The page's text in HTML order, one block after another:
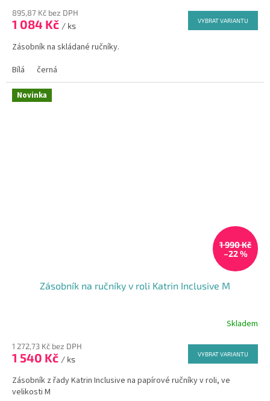
895,87 Kč bez DPH
1 084 Kč / ks VYBRAT VARIANTU
Zásobník na skládané ručníky.
Bílá
černá
Novinka
1 990 Kč
–22 %
Zásobník na ručníky v roli Katrin Inclusive M
produktu
je
z
5
Skladem
1 272,73 Kč bez DPH
1 540 Kč / ks VYBRAT VARIANTU
Zásobník z řady Katrin Inclusive na papírové ručníky v roli, ve
velikosti M